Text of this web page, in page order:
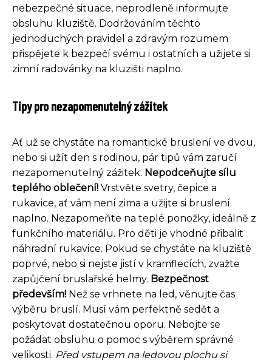
nebezpečné situace, neprodleně informujte
obsluhu kluziště. Dodržováním těchto
jednoduchých pravidel a zdravým rozumem
přispějete k bezpečí svému i ostatních a užijete si
zimní radovánky na kluzišti naplno.
Tipy pro nezapomenutelný zážitek
Ať už se chystáte na romantické bruslení ve dvou,
nebo si užít den s rodinou, pár tipů vám zaručí
nezapomenutelný zážitek. Nepodceňujte sílu
teplého oblečení! Vrstvěte svetry, čepice a
rukavice, ať vám není zima a užijte si bruslení
naplno. Nezapomeňte na teplé ponožky, ideálně z
funkčního materiálu. Pro děti je vhodné přibalit
náhradní rukavice. Pokud se chystáte na kluziště
poprvé, nebo si nejste jistí v kramflecích, zvažte
zapůjčení bruslařské helmy. Bezpečnost
především! Než se vrhnete na led, věnujte čas
výběru bruslí. Musí vám perfektně sedět a
poskytovat dostatečnou oporu. Nebojte se
požádat obsluhu o pomoc s výběrem správné
velikosti. Před vstupem na ledovou plochu si